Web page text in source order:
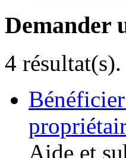
Demander
4 résultat(s).
Aide et